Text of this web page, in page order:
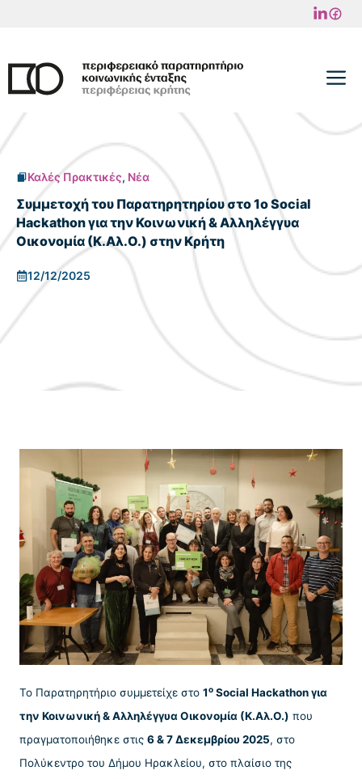
περιεχόμενο
Καλές Πρακτικές, Νέα
Συμμετοχή του Παρατηρητηρίου στο 1ο Social
Hackathon για την Κοινωνική & Αλληλέγγυα
Οικονομία (Κ.Αλ.Ο.) στην Κρήτη
12/12/2025
Το Παρατηρητήριο συμμετείχε στο 1ο Social Hackathon για
την Κοινωνική & Αλληλέγγυα Οικονομία (Κ.Αλ.Ο.) που
πραγματοποιήθηκε στις 6 & 7 Δεκεμβρίου 2025, στο
Πολύκεντρο του Δήμου Ηρακλείου, στο πλαίσιο της